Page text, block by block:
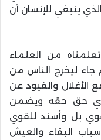
ينبغي للإنسان أن
من العلماء
جاء ليخرج الناس من
الأغلال والقيود عن
ذي حق حقه ويضمن
بل وأسند للقوي
البقاء والعيش